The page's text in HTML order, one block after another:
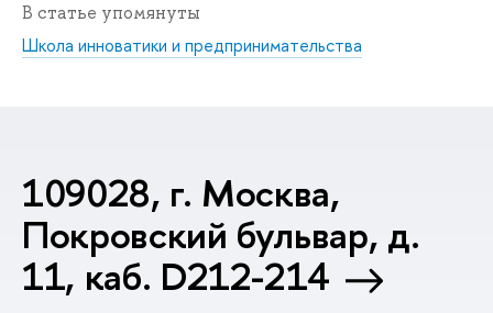
В статье упомянуты
Школа инноватики и предпринимательства
109028, г. Москва,
Покровский бульвар, д.
11, каб. D212-214